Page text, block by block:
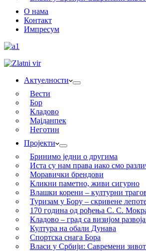
О нама
Контакт
Импресум
Актуелности
Вести
Бор
Кладово
Мајданпек
Неготин
Пројекти
Бринимо једни о другима
Иста су нам права иако смо
Моравички брендови
Кликни паметно, живи сигурно
Влашки корени – културни
Туризам у Бору – скривене
170 година од рођења С. С.
Кладово – град са визијом
Култура на обали Дунава
Спортска снага Бора
Власи у Србији: Савремени